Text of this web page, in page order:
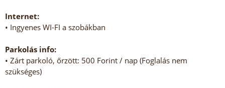
Internet:
• Ingyenes WI-FI a szobákban
Parkolás info:
• Zárt parkoló, őrzött: 500 Forint / nap (Foglalás nem
szükséges)